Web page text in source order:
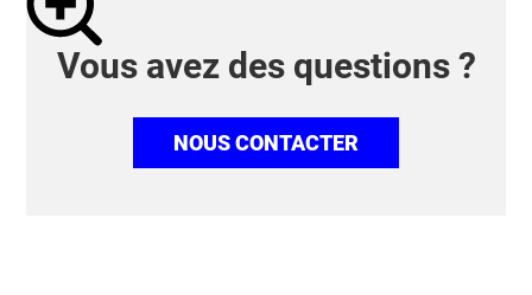
Vous avez des questions ?
NOUS CONTACTER